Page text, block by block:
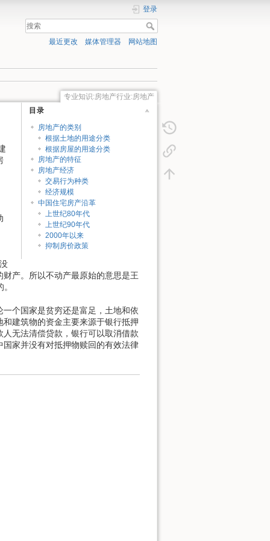
登录
最近更改 媒体管理器 网站地图
专业知识:房地产行业:房地产
目录
房地产的类别
根据土地的用途分类
根据房屋的用途分类
房地产的特征
房地产经济
交易行为种类
经济规模
中国住宅房产沿革
上世纪80年代
上世纪90年代
2000年以来
抑制房价政策
产。所以不动产最原始的意思是王
个国家是贫穷还是富足，土地和依
建筑物的资金主要来源于银行抵押
人无法清偿贷款，银行可以取消借款
家并没有对抵押物赎回的有效法律